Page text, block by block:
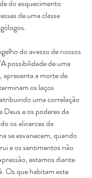
do esquecimento
de uma classe
do avesso de nossos
possibilidade de uma
apresenta a morte de
os laços
uma correlação
Deus e os poderes da
os alicerces da
se esvanecem, quando
e os sentimentos não
estamos diante
Os que habitam este